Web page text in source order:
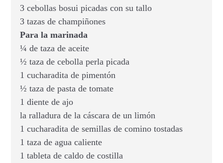
3 cebollas bosui picadas con su tallo
3 tazas de champiñones
Para la marinada
¼ de taza de aceite
½ taza de cebolla perla picada
1 cucharadita de pimentón
½ taza de pasta de tomate
1 diente de ajo
la ralladura de la cáscara de un limón
1 cucharadita de semillas de comino tostadas
1 taza de agua caliente
1 tableta de caldo de costilla